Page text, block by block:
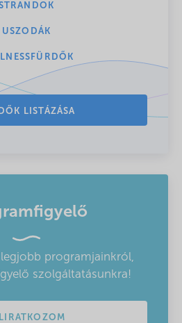
USZODÁK
LISTÁZÁSA
programjainkról,
szolgáltatásunkra!